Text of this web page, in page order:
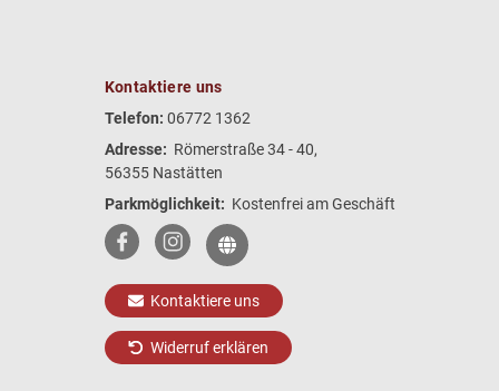
Kontaktiere uns
Telefon: 06772 1362
Adresse: Römerstraße 34 - 40,
56355 Nastätten
Parkmöglichkeit: Kostenfrei am Geschäft
Kontaktiere uns
Widerruf erklären